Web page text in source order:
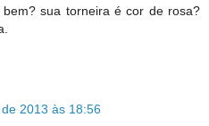
bem? sua torneira é cor de rosa?
2013 às 18:56